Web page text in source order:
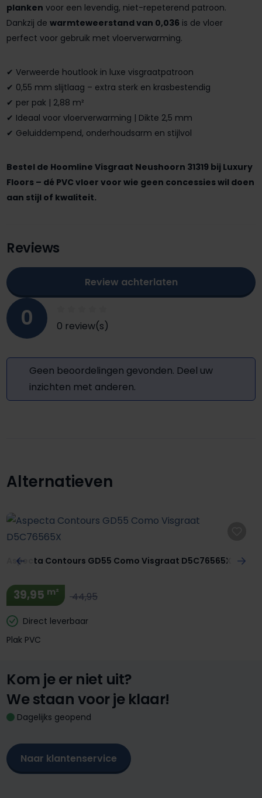
planken voor een levendig, niet-repeterend patroon.
Dankzij de warmteweerstand van 0,036 is de vloer
perfect voor gebruik met vloerverwarming.
✔ Verweerde houtlook in luxe visgraatpatroon
✔ 0,55 mm slijtlaag – extra sterk en krasbestendig
✔ per pak | 2,88 m²
✔ Ideaal voor vloerverwarming | Dikte 2,5 mm
✔ Geluiddempend, onderhoudsarm en stijlvol
Bestel de Hoomline Visgraat Neushoorn 31319 bij Luxury
Floors – dé PVC vloer voor wie geen concessies wil doen
aan stijl of kwaliteit.
Reviews
0 0 review(s)
Review achterlaten
Geen beoordelingen gevonden. Deel uw
inzichten met anderen.
Productgalerij overslaan
Alternatieven
Aspecta Contours GD55 Como Visgraat D5C76565X
39,95 m² 44,95
Direct leverbaar
Plak PVC
Kom je er niet uit?
We staan voor je klaar!
Dagelijks geopend
Naar klantenservice